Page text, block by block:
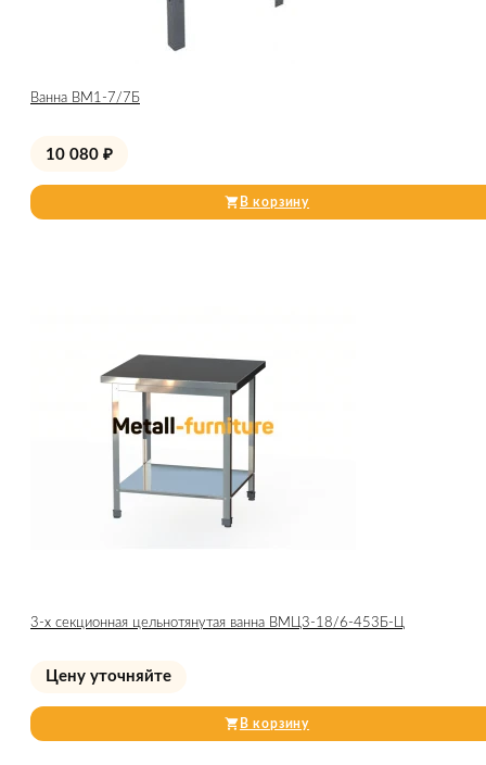
Ванна ВМ1-7/7Б
10 080 ₽
В корзину
3-х секционная цельнотянутая ванна ВМЦ3-18/6-453Б-Ц
Цену уточняйте
В корзину